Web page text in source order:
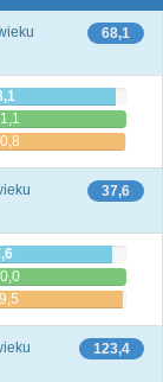
68,1
37,6
123,4